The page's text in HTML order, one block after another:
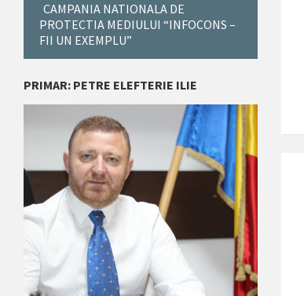
CAMPANIA NATIONALA DE
PROTECTIA MEDIULUI “INFOCONS –
FII UN EXEMPLU”
PRIMAR: PETRE ELEFTERIE ILIE